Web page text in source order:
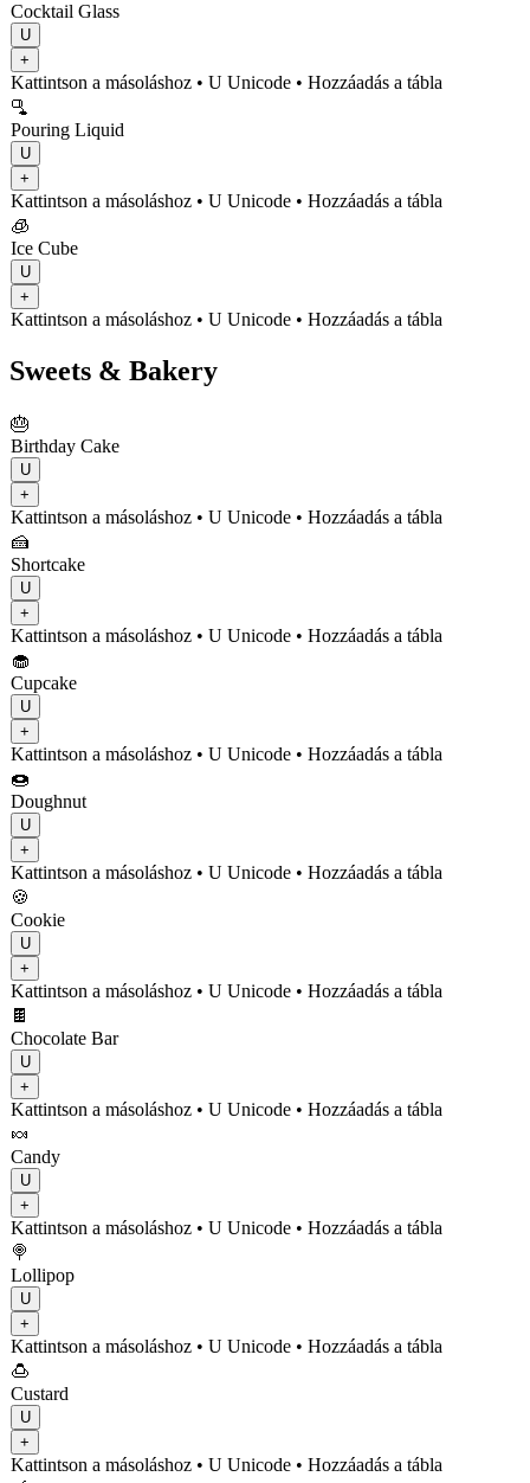
Cocktail Glass
U
+
Kattintson a másoláshoz • U Unicode • Hozzáadás a tábla
🫗
Pouring Liquid
U
+
Kattintson a másoláshoz • U Unicode • Hozzáadás a tábla
🧊
Ice Cube
U
+
Kattintson a másoláshoz • U Unicode • Hozzáadás a tábla
Sweets & Bakery
🎂
Birthday Cake
U
+
Kattintson a másoláshoz • U Unicode • Hozzáadás a tábla
🍰
Shortcake
U
+
Kattintson a másoláshoz • U Unicode • Hozzáadás a tábla
🧁
Cupcake
U
+
Kattintson a másoláshoz • U Unicode • Hozzáadás a tábla
🍩
Doughnut
U
+
Kattintson a másoláshoz • U Unicode • Hozzáadás a tábla
🍪
Cookie
U
+
Kattintson a másoláshoz • U Unicode • Hozzáadás a tábla
🍫
Chocolate Bar
U
+
Kattintson a másoláshoz • U Unicode • Hozzáadás a tábla
🍬
Candy
U
+
Kattintson a másoláshoz • U Unicode • Hozzáadás a tábla
🍭
Lollipop
U
+
Kattintson a másoláshoz • U Unicode • Hozzáadás a tábla
🍮
Custard
U
+
Kattintson a másoláshoz • U Unicode • Hozzáadás a tábla